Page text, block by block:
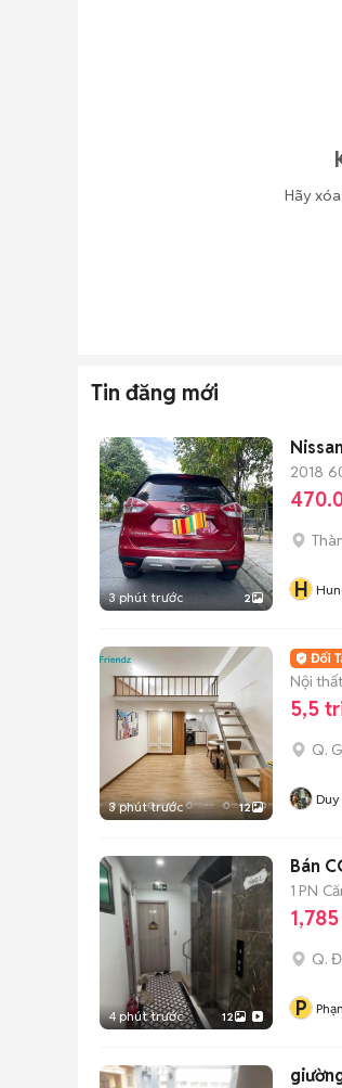
Hãy
Tin đăng mới
3 phút trước 2
2018
H
3 phút trước 12
Nội
5,5
Q.
4 phút trước 12
Bán
1 PN
Q.
P